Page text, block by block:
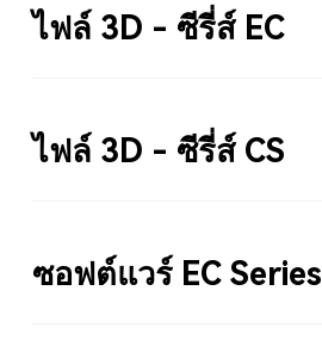
ไฟล์ 3D - ซีรี่ส์ EC
ไฟล์ 3D - ซีรี่ส์ CS
ซอฟต์แวร์ EC Series